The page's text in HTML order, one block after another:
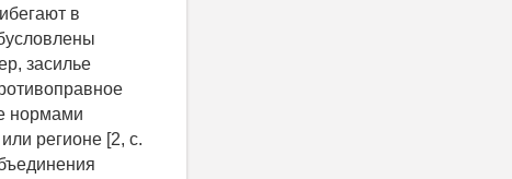
в
засилье
нормами
регионе [2, с.